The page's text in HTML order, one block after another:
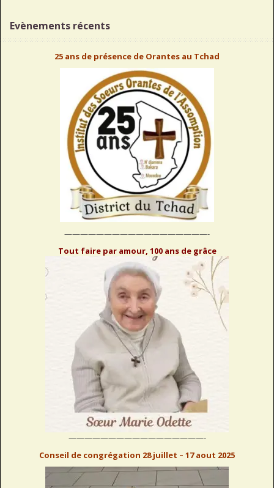
Evènements récents
25 ans de présence de Orantes au Tchad
——————————————————-
Tout faire par amour, 100 ans de grâce
—————————————————-
Conseil de congrégation 28 juillet – 17 aout 2025